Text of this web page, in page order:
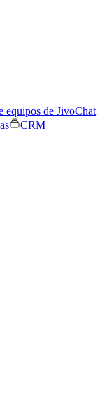
equipos de JivoChat
CRM